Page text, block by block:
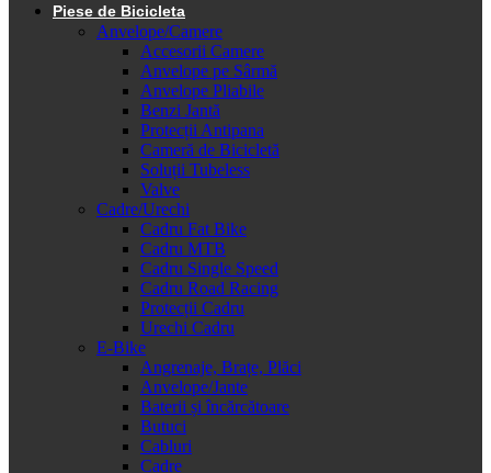
Piese de Bicicleta
Anvelope/Camere
Accesorii Camere
Anvelope pe Sârmă
Anvelope Pliabile
Benzi Jantă
Protecții Antipana
Cameră de Bicicletă
Soluții Tubeless
Valve
Cadre/Urechi
Cadru Fat Bike
Cadru MTB
Cadru Single Speed
Cadru Road Racing
Protecții Cadru
Urechi Cadru
E-Bike
Angrenaje, Brațe, Plăci
Anvelope/Jante
Baterii și încărcătoare
Butuci
Cabluri
Cadre